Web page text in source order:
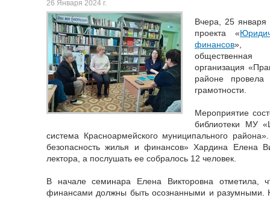
26 Января 2024 г.
Вчера, 25 января
проекта «
финансов»,
общественная
организация
районе
грамотности.
Мероприятие
библиотеки МУ
система Красноармейского муниципального
безопасность жилья и финансов» Хардина Елена
лектора, а послушать ее собралось 12 человек.
В начале семинара Елена Викторовна отметила,
финансами должны быть осознанными и разумными.